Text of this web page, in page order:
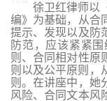
徐卫红律师以
编》 为基础 ， 从合
提示、 发现以及防
防范 ， 应该紧紧围
则 、 合同相对性原
则以及公平原则 ，
则。在讲座中，她
风险、 合同文本风